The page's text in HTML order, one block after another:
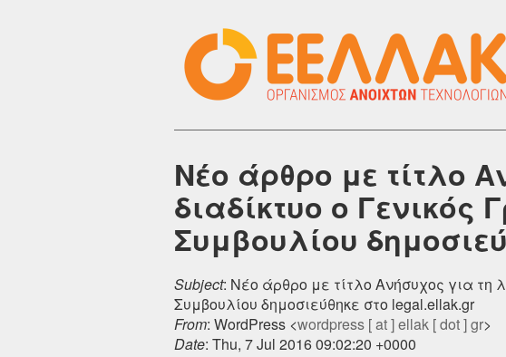
Νέο άρθρο με τίτλο
διαδίκτυο ο
Συμβουλίου
Subject: Νέο άρθρο με τίτλο Ανήσυχος για τη
Συμβουλίου δημοσιεύθηκε στο legal.ellak.gr
From: WordPress <wordpress [ at ] ellak [ dot ] gr>
Date: Thu, 7 Jul 2016 09:02:20 +0000